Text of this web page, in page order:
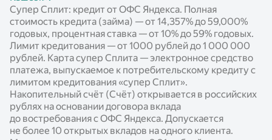
Супер Сплит: кредит от ОФС Яндекса. Полная
стоимость кредита (займа) — от 14,357% до 59,000%
годовых, процентная ставка — от 10% до 59% годовых.
Лимит кредитования — от 1000 рублей до 1 000 000
рублей. Карта супер Сплита — электронное средство
платежа, выпускаемое к потребительскому кредиту с
лимитом кредитования «супер Сплит».
Накопительный счёт (Счёт) открывается в российских
рублях на основании договора вклада
до востребования с ОФС Яндекса. Допускается
не более 10 открытых вкладов на одного клиента.